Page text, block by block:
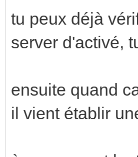
tu peux déjà
server d'activé,
ensuite quand
il vient établir